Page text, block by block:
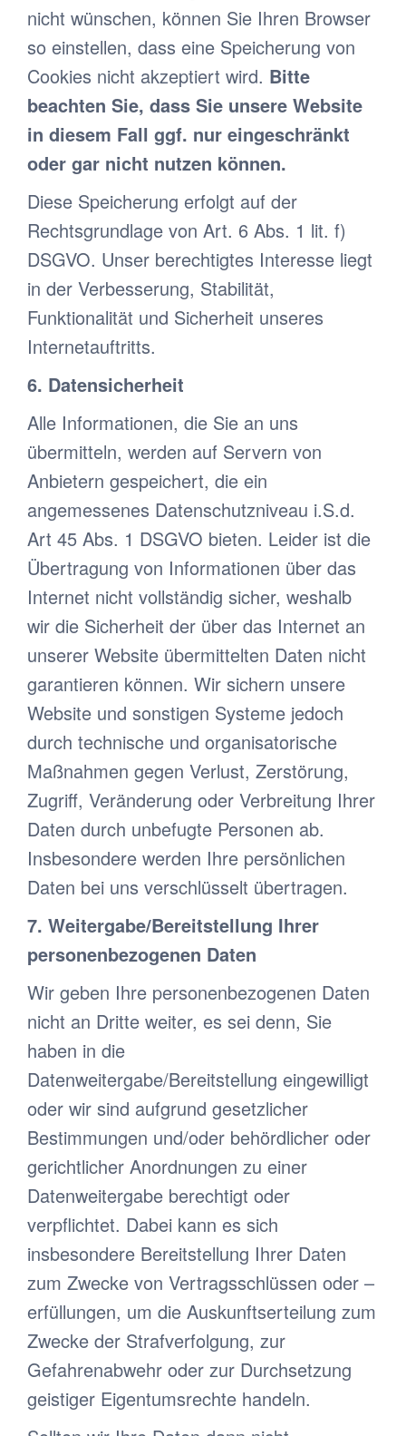
nicht wünschen, können Sie Ihren Browser
so einstellen, dass eine Speicherung von
Cookies nicht akzeptiert wird. Bitte
beachten Sie, dass Sie unsere Website
in diesem Fall ggf. nur eingeschränkt
oder gar nicht nutzen können.
Diese Speicherung erfolgt auf der
Rechtsgrundlage von Art. 6 Abs. 1 lit. f)
DSGVO. Unser berechtigtes Interesse liegt
in der Verbesserung, Stabilität,
Funktionalität und Sicherheit unseres
Internetauftritts.
6. Datensicherheit
Alle Informationen, die Sie an uns
übermitteln, werden auf Servern von
Anbietern gespeichert, die ein
angemessenes Datenschutzniveau i.S.d.
Art 45 Abs. 1 DSGVO bieten. Leider ist die
Übertragung von Informationen über das
Internet nicht vollständig sicher, weshalb
wir die Sicherheit der über das Internet an
unserer Website übermittelten Daten nicht
garantieren können. Wir sichern unsere
Website und sonstigen Systeme jedoch
durch technische und organisatorische
Maßnahmen gegen Verlust, Zerstörung,
Zugriff, Veränderung oder Verbreitung Ihrer
Daten durch unbefugte Personen ab.
Insbesondere werden Ihre persönlichen
Daten bei uns verschlüsselt übertragen.
7. Weitergabe/Bereitstellung Ihrer
personenbezogenen Daten
Wir geben Ihre personenbezogenen Daten
nicht an Dritte weiter, es sei denn, Sie
haben in die
Datenweitergabe/Bereitstellung eingewilligt
oder wir sind aufgrund gesetzlicher
Bestimmungen und/oder behördlicher oder
gerichtlicher Anordnungen zu einer
Datenweitergabe berechtigt oder
verpflichtet. Dabei kann es sich
insbesondere Bereitstellung Ihrer Daten
zum Zwecke von Vertragsschlüssen oder –
erfüllungen, um die Auskunftserteilung zum
Zwecke der Strafverfolgung, zur
Gefahrenabwehr oder zur Durchsetzung
geistiger Eigentumsrechte handeln.